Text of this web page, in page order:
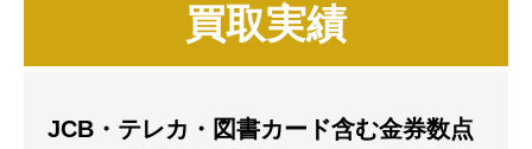
買取実績
JCB・テレカ・図書カード含む金券数点